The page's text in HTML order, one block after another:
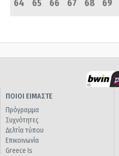
64
65 66 67 68 69
ΠΟΙΟΙ ΕΙΜΑΣΤΕ
Πρόγραμμα
Συχνότητες
Δελτία τύπου
Επικοινωνία
Greece Is